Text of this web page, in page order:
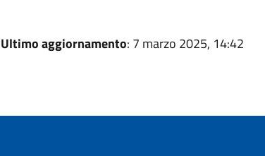
Ultimo aggiornamento: 7 marzo 2025, 14:42